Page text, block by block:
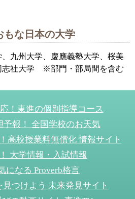
もな日本の大学
九州大学、慶應義塾大学、桜美
志社大学 ※部門・部局間を含む
！東進の個別指導コース
予報！ 全国学校のお天気
高校授業料無償化 情報サイト
大学情報・入試情報
になる Proverb格言
つけよう 未来発見サイト